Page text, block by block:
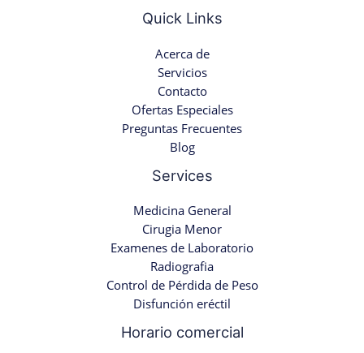
Quick Links
Acerca de
Servicios
Contacto
Ofertas Especiales
Preguntas Frecuentes
Blog
Services
Medicina General
Cirugia Menor
Examenes de Laboratorio
Radiografia
Control de Pérdida de Peso
Disfunción eréctil
Horario comercial